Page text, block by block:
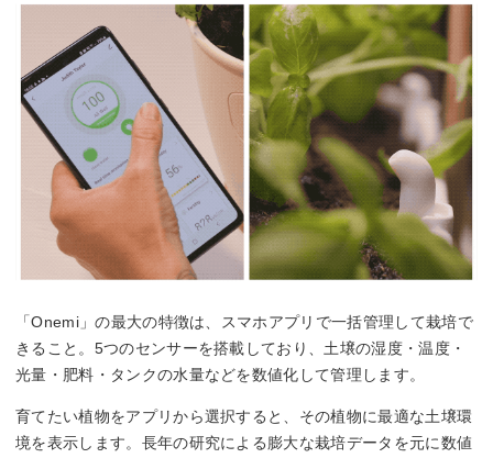
「Onemi」の最大の特徴は、スマホアプリで一括管理して栽培で
きること。5つのセンサーを搭載しており、土壌の湿度・温度・
光量・肥料・タンクの水量などを数値化して管理します。
育てたい植物をアプリから選択すると、その植物に最適な土壌環
境を表示します。長年の研究による膨大な栽培データを元に数値